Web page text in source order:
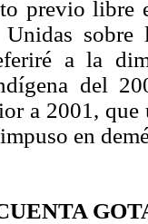
previo libre
sobre
a la
del
a 2001,
en